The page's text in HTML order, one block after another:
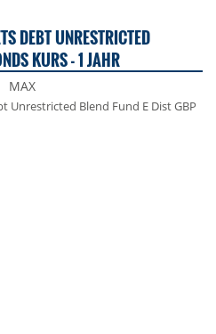
DEBT UNRESTRICTED
KURS - 1 JAHR
MAX